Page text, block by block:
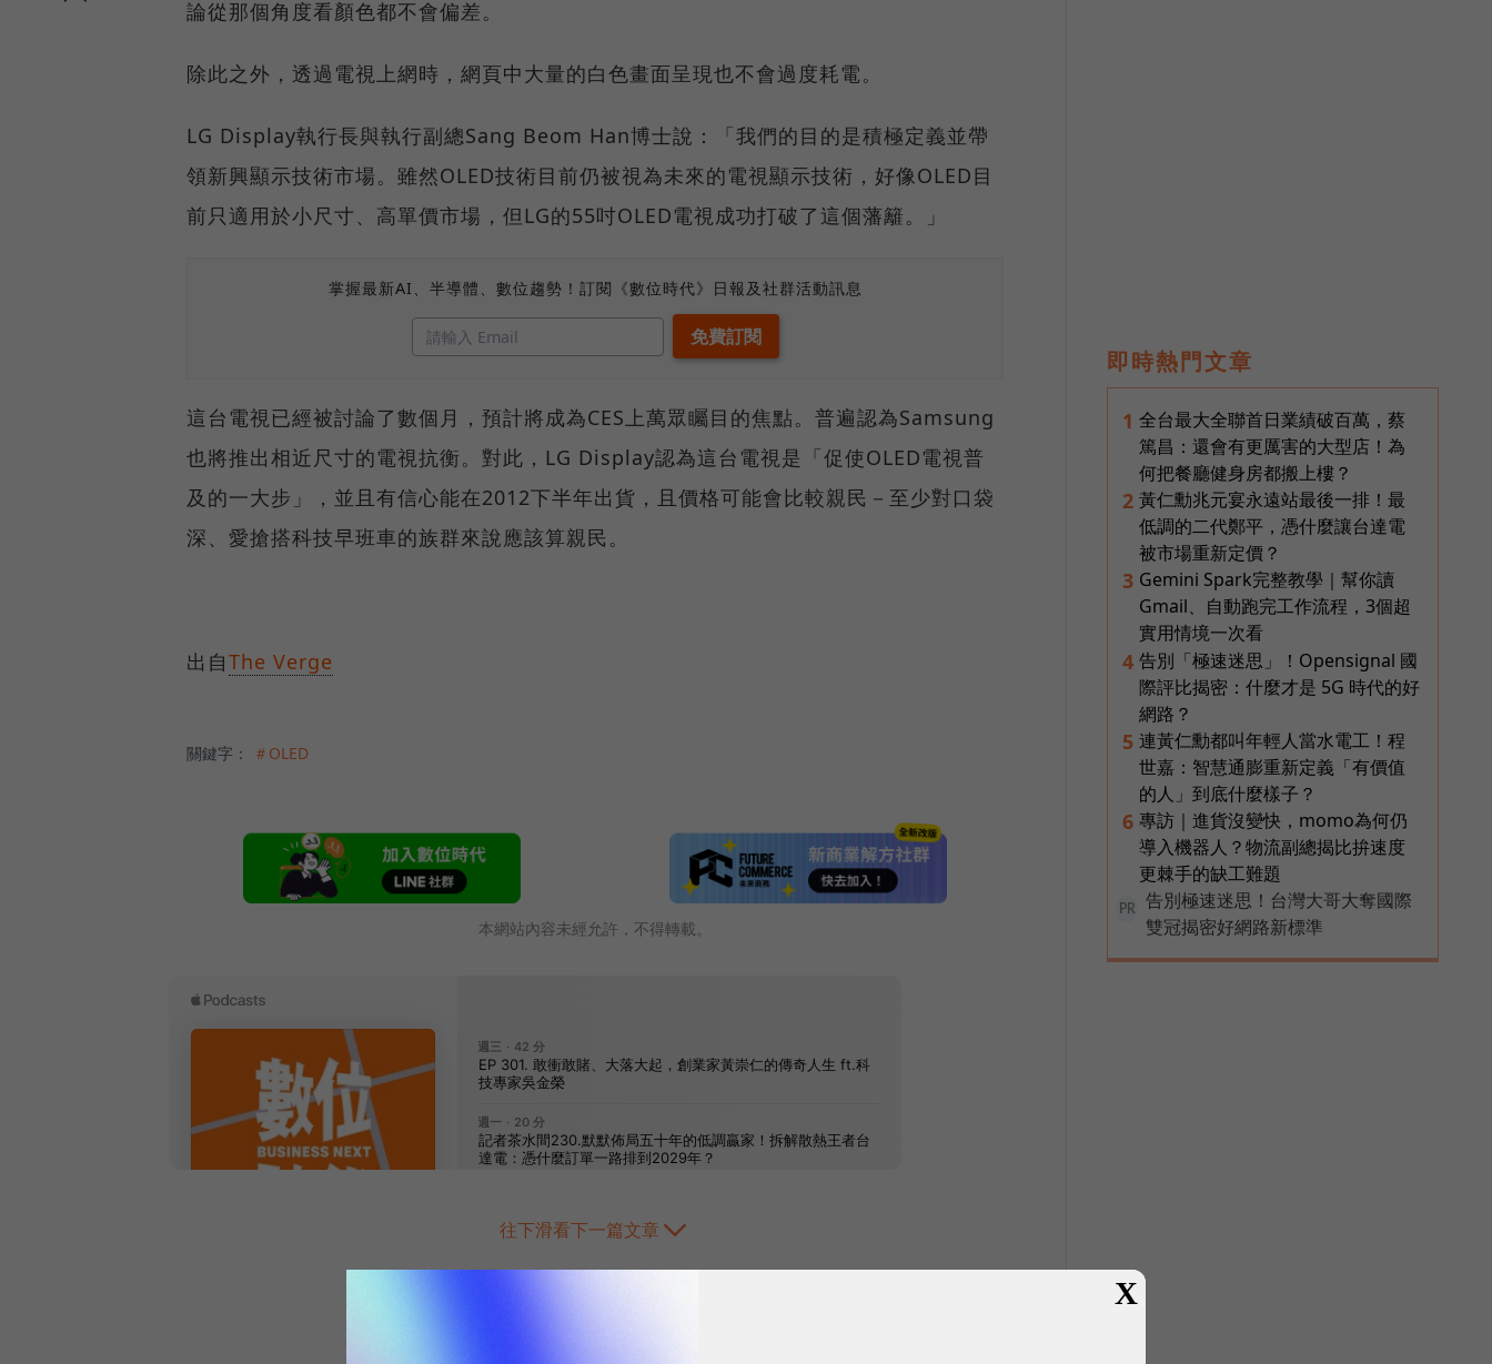
論從那個角度看顏色都不會偏差。
除此之外，透過電視上網時，網頁中大量的白色畫面呈現也不會過度耗電。
LG Display執行長與執行副總Sang Beom Han博士說：「我們的目的是積極定義並帶
領新興顯示技術市場。雖然OLED技術目前仍被視為未來的電視顯示技術，好像OLED目
前只適用於小尺寸、高單價市場，但LG的55吋OLED電視成功打破了這個藩籬。」
掌握最新AI、半導體、數位趨勢！訂閱《數位時代》日報及社群活動訊息
這台電視已經被討論了數個月，預計將成為CES上萬眾矚目的焦點。普遍認為Samsung
也將推出相近尺寸的電視抗衡。對此，LG Display認為這台電視是「促使OLED電視普
及的一大步」，並且有信心能在2012下半年出貨，且價格可能會比較親民－至少對口袋
深、愛搶搭科技早班車的族群來說應該算親民。
出自The Verge
關鍵字： ＃OLED
本網站內容未經允許，不得轉載。
往下滑看下一篇文章
即時熱門文章
1 全台最大全聯首日業績破百萬，蔡
篤昌：還會有更厲害的大型店！為
何把餐廳健身房都搬上樓？
2 黃仁勳兆元宴永遠站最後一排！最
低調的二代鄭平，憑什麼讓台達電
被市場重新定價？
3 Gemini Spark完整教學｜幫你讀
Gmail、自動跑完工作流程，3個超
實用情境一次看
4 告別「極速迷思」！Opensignal 國
際評比揭密：什麼才是 5G 時代的好
網路？
5 連黃仁勳都叫年輕人當水電工！程
世嘉：智慧通膨重新定義「有價值
的人」到底什麼樣子？
6 專訪｜進貨沒變快，momo為何仍
導入機器人？物流副總揭比拚速度
更棘手的缺工難題
PR
告別極速迷思！台灣大哥大奪國際
雙冠揭密好網路新標準
X